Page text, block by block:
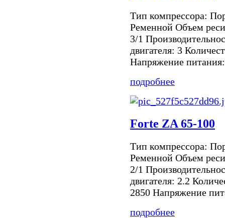
Тип компрессора:
Ременной Объем
3/1
двигателя: 3
Напряжение
подробнее
Forte ZA 65-100
Тип компрессора:
Ременной Объем
2/1
двигателя: 2.2
2850 Напряжение
подробнее